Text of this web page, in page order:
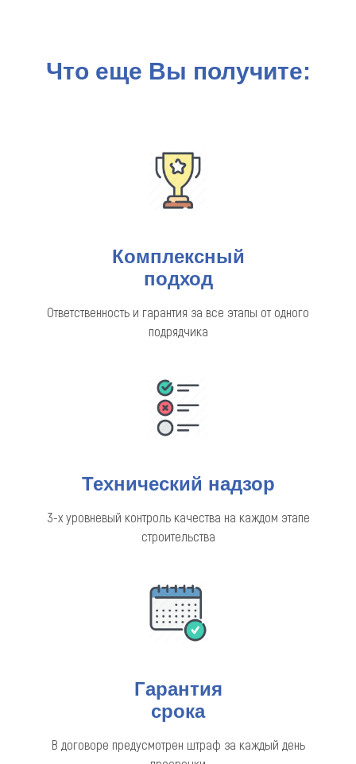
Что еще Вы получите:
Комплексный
подход
Ответственность и гарантия за все этапы от одного
подрядчика
Технический надзор
3-х уровневый контроль качества на каждом этапе
строительства
Гарантия
срока
В договоре предусмотрен штраф за каждый день